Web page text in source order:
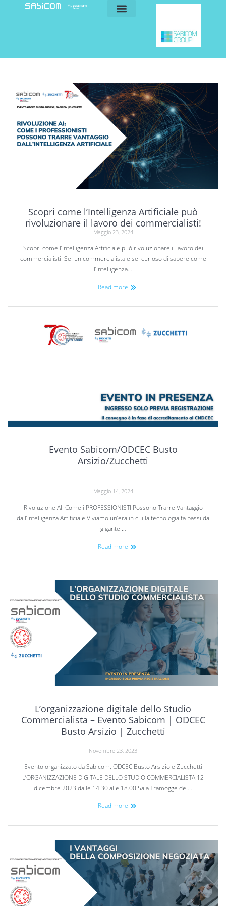
Scopri come l’Intelligenza Artificiale può
rivoluzionare il lavoro dei commercialisti!
Maggio 23, 2024
Scopri come l’Intelligenza Artificiale può rivoluzionare il lavoro dei
commercialisti! Sei un commercialista e sei curioso di sapere come
l’Intelligenza…
Read more
Evento Sabicom/ODCEC Busto
Arsizio/Zucchetti
Maggio 14, 2024
Rivoluzione AI: Come i PROFESSIONISTI Possono Trarre Vantaggio
dall’Intelligenza Artificiale Viviamo un’era in cui la tecnologia fa passi da
gigante:…
Read more
L’organizzazione digitale dello Studio
Commercialista – Evento Sabicom | ODCEC
Busto Arsizio | Zucchetti
Novembre 23, 2023
Evento organizzato da Sabicom, ODCEC Busto Arsizio e Zucchetti
L’ORGANIZZAZIONE DIGITALE DELLO STUDIO COMMERCIALISTA 12
dicembre 2023 dalle 14.30 alle 18.00 Sala Tramogge dei…
Read more